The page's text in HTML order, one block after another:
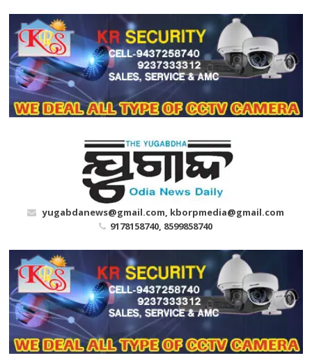
content
yugabdanews@gmail.com, kborpmedia@gmail.com
9178158740, 8599858740